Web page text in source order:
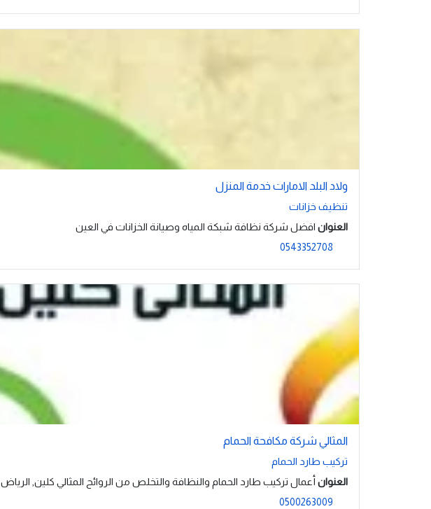
ولاد البلد الامارات خدمة المنزل
تنظيف خزانات
العنوان افضل شركة نظافة شبكة المياه وصيانة الخزانات في العين
0543352708
المثالي شركة مكافحة الحمام
تركيب طارد الحمام
العنوان أعمال تركيب طارد الحمام والنظافة والتخلص من الروائح المثالي كلين, الرياض
0500263009